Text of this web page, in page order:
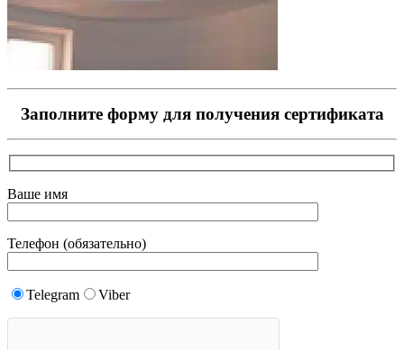
Заполните форму для получения сертификата
Ваше имя
Телефон (обязательно)
Telegram Viber